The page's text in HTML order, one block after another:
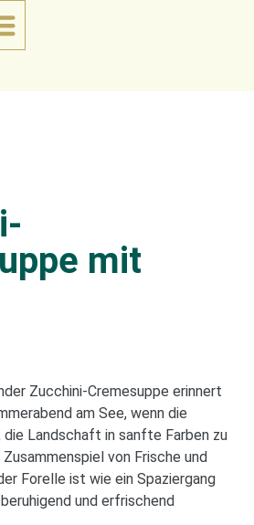
mit
Zucchini-Cremesuppe erinnert
am See, wenn die
die Landschaft in sanfte Farben zu
von Frische und
Forelle ist wie ein Spaziergang
und erfrischend